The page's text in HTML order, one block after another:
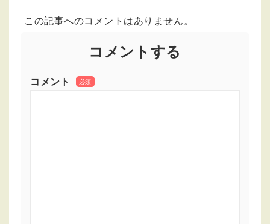
この記事へのコメントはありません。
コメントする
コメント 必須